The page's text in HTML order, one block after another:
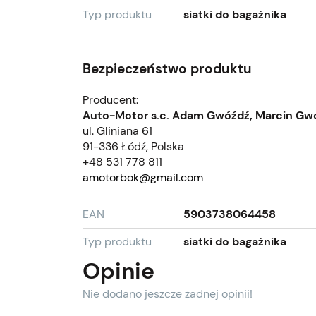
Typ produktu siatki do bagażnika
Bezpieczeństwo produktu
Producent:
Auto-Motor s.c. Adam Gwóźdź, Marcin
ul. Gliniana 61
91-336 Łódź, Polska
+48 531 778 811
amotorbok@gmail.com
EAN
5903738064458
Typ produktu
siatki do bagażnika
Opinie
Nie dodano jeszcze żadnej opinii!